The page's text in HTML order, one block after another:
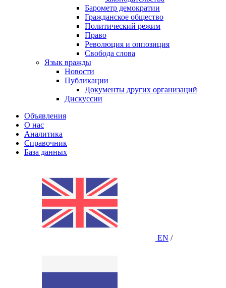
Барометр демократии
Гражданское общество
Политический режим
Право
Революция и оппозиция
Свобода слова
Язык вражды
Новости
Публикации
Документы других организаций
Дискуссии
Объявления
О нас
Аналитика
Справочник
База данных
EN /